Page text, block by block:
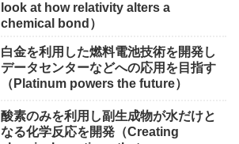
look at how relativity alters a
chemical bond）
白金を利用した燃料電池技術を開発し
データセンターなどへの応用を目指す
（Platinum powers the future）
酸素のみを利用し副生成物が水だけと
なる化学反応を開発（Creating